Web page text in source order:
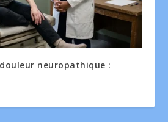
neuropathique :